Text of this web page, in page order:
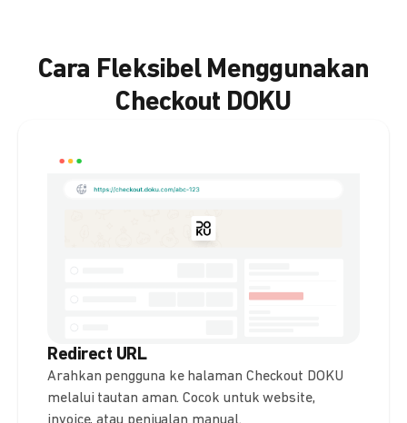
Cara Fleksibel Menggunakan
Checkout DOKU
Redirect URL
Arahkan pengguna ke halaman Checkout DOKU
melalui tautan aman. Cocok untuk website,